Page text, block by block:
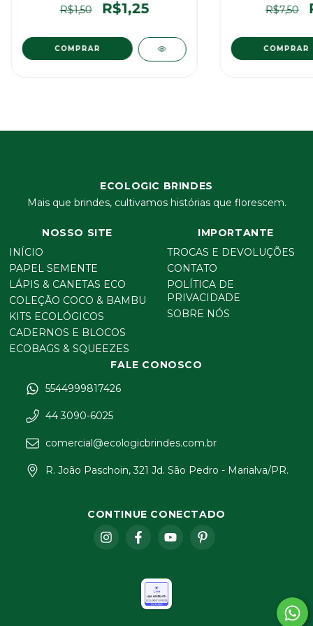
R$1,50 R$1,25
COMPRAR
R$7,50
COMPRAR
ECOLOGIC BRINDES
Mais que brindes, cultivamos histórias que florescem.
NOSSO SITE
INÍCIO
PAPEL SEMENTE
LÁPIS & CANETAS ECO
COLEÇÃO COCO & BAMBU
KITS ECOLÓGICOS
CADERNOS E BLOCOS
ECOBAGS & SQUEEZES
IMPORTANTE
TROCAS E DEVOLUÇÕES
CONTATO
POLÍTICA DE
PRIVACIDADE
SOBRE NÓS
FALE CONOSCO
5544999817426
44 3090-6025
comercial@ecologicbrindes.com.br
R. João Paschoin, 321 Jd. São Pedro - Marialva/PR.
CONTINUE CONECTADO